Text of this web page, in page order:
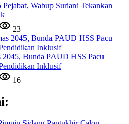
Wabup Suriani Tekankan
23
2045, Bunda PAUD HSS Pacu
Inklusif
16